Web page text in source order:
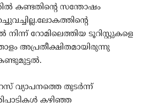
കണ്ടതിന്റെ സന്തോഷം
നിന്ന് റോമിലെത്തിയ ടൂറിസ്റ്റുകളെ
അപ്രതീക്ഷിതമായിരുന്നു
തുടര്‍ന്ന്
കഴിഞ്ഞ